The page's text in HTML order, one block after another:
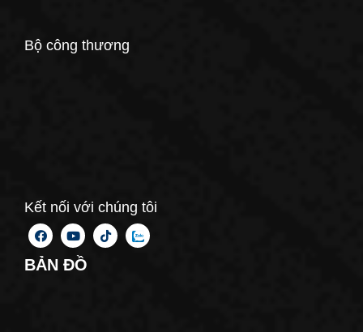
Bộ công thương
Kết nối với chúng tôi
BẢN ĐỒ